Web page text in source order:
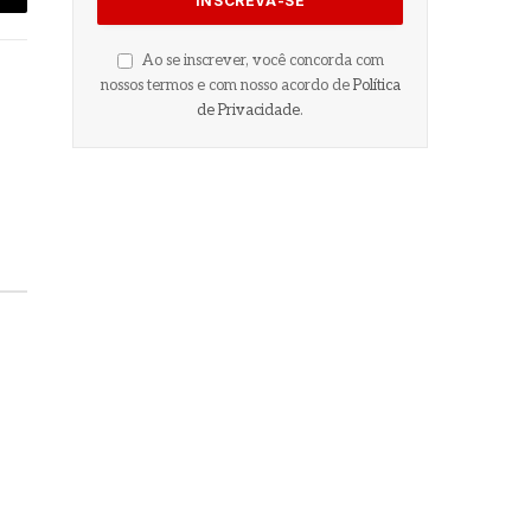
Ao se inscrever, você concorda com
nossos termos e com nosso acordo de Política
de Privacidade.